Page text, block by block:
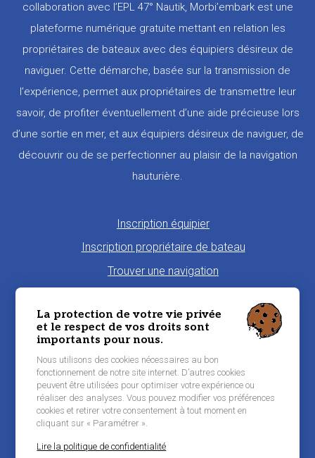
collaboration avec l’EPL 47° Nautik, Morbi’embark est une
plateforme numérique gratuite mettant en relation les
propriétaires de bateaux avec des équipiers désireux de
naviguer. Cette démarche, basée sur la transmission de
l’expérience, permet aux propriétaires de transmettre leur
savoir, de profiter éventuellement d’une aide précieuse lors
d’une sortie en mer, et aux équipiers désireux de naviguer, de
découvrir ou de se perfectionner au plaisir de la navigation
hauturière.
Inscription équipier
Inscription propriétaire de bateau
Trouver une navigation
La charte Morbi'Embark
Niveau de pratique maritime
Conditions générales d'utilisation
Contacter Morbi’Embark
Mentions légales
La protection de votre vie privée
et le respect de vos droits sont
importants pour nous.
Nous utilisons des cookies nécessaires au bon
fonctionnement de notre site internet. D’autres cookies
peuvent être utilisées pour optimiser votre expérience ou
réaliser des analyses. Vous pouvez modifier vos préférences
cookies et retirer votre consentement à tout moment en
cliquant sur « Paramétrer ».
Lire la politique de confidentialité